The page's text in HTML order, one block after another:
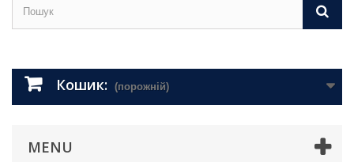
Кошик: (порожній)
MENU